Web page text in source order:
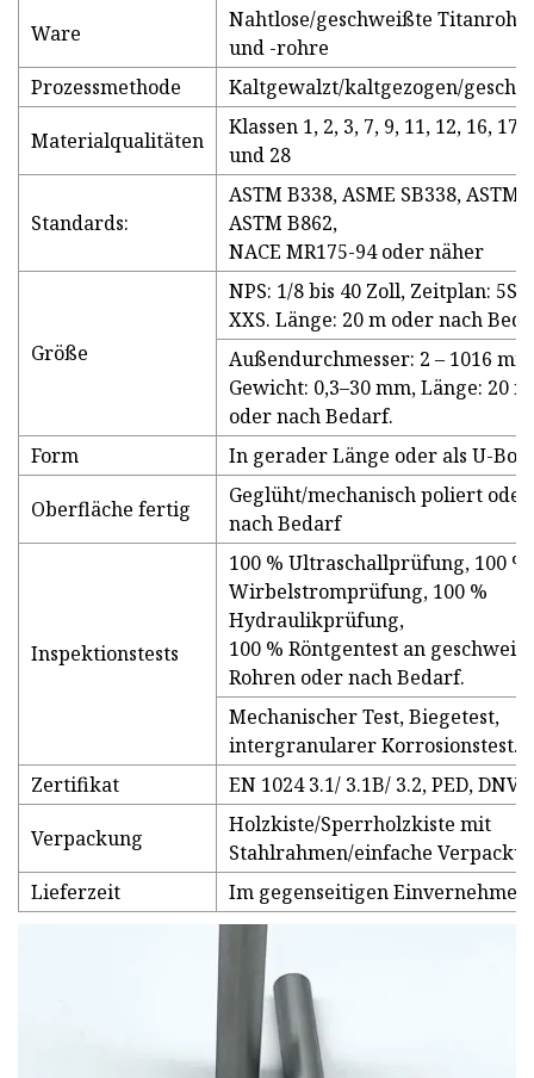
Ware
Nahtlose/geschweißte
und -rohre
Prozessmethode
Kaltgewalzt/kaltgezogen/
Materialqualitäten
Klassen 1, 2, 3, 7, 9, 11, 12, 16, 17,
und 28
Standards:
ASTM B338, ASME SB338, ASTM
ASTM B862,
NACE MR175-94 oder näher
Größe
NPS: 1/8 bis 40 Zoll, Zeitplan: 5S
XXS. Länge: 20 m oder nach
Außendurchmesser: 2 – 1016
Gewicht: 0,3–30 mm, Länge: 20 m
oder nach Bedarf.
Form
In gerader Länge oder als U-
Oberfläche fertig
Geglüht/mechanisch poliert oder
nach Bedarf
Inspektionstests
100 % Ultraschallprüfung, 100 %
Wirbelstromprüfung, 100 %
Hydraulikprüfung,
100 % Röntgentest an
Rohren oder nach Bedarf.
Mechanischer Test, Biegetest,
intergranularer Korrosionstest.
Zertifikat
EN 1024 3.1/ 3.1B/ 3.2, PED, DNV,
Verpackung
Holzkiste/Sperrholzkiste mit
Stahlrahmen/einfache
Lieferzeit
Im gegenseitigen Einvernehmen.